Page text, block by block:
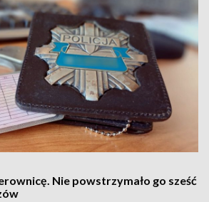
Nie powstrzymało go sześć